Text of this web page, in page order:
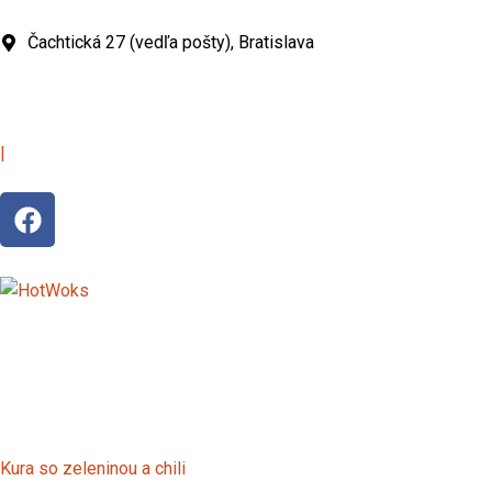
na
Čachtická 27 (vedľa pošty), Bratislava
|
F
a
e
Kura so zeleninou a chili